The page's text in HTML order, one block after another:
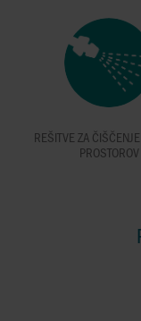
REŠITVE ZA
PROSTOROV